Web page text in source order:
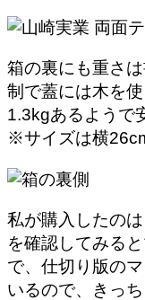
箱の裏にも重さ
制で蓋には木を
1.3kgあるようで
※サイズは横
私が購入したの
を確認してみる
で、仕切り版の
いるので、きっ